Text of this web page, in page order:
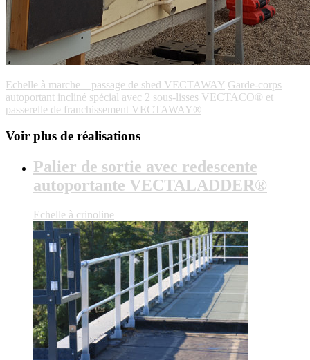
Echelle à marche – passage de shed VECTAWAY Garde-corps
autoportant incliné spécial avec 2 sous-lisses VECTACO® et
passerelle de franchissement VECTAWAY®
Voir plus de réalisations
Palier de sortie avec redescente
autoportante VECTALADDER®
Echelle à crinoline